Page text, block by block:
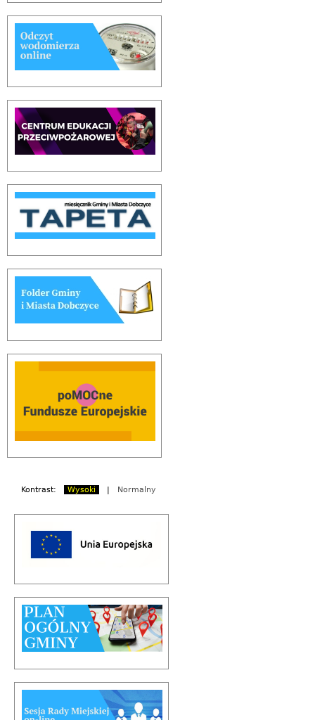
Kontrast: Wysoki | Normalny